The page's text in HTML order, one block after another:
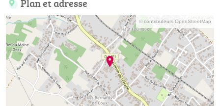
Plan et adresse
© contributeurs OpenStreetMap